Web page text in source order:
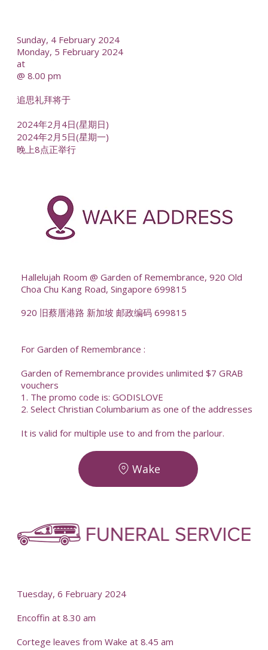
Sunday, 4 February 2024
Monday, 5 February 2024
at
@ 8.00 pm
追思礼拜将于
2024年2月4日(星期日)
2024年2月5日(星期一)
晚上8点正举行
Hallelujah Room @ Garden of Remembrance, 920 Old
Choa Chu Kang Road, Singapore 699815
920 旧蔡厝港路 新加坡 邮政编码 699815
For Garden of Remembrance :
Garden of Remembrance provides unlimited $7 GRAB
vouchers
1. The promo code is: GODISLOVE
2. Select Christian Columbarium as one of the addresses
It is valid for multiple use to and from the parlour.
Wake
Tuesday, 6 February 2024
Encoffin at 8.30 am
Cortege leaves from Wake at 8.45 am